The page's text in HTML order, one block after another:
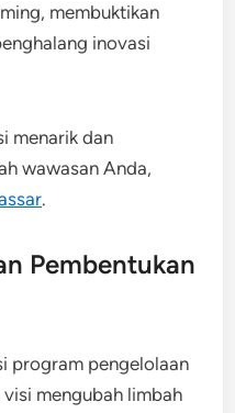
membuktikan
inovasi
menarik dan
wawasan Anda,
.
Pembentukan
program pengelolaan
mengubah limbah